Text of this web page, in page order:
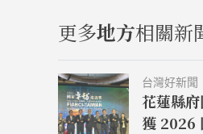
更多地方相關新
台灣好新聞
花蓮縣
獲 2026